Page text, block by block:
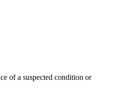
of a suspected condition or